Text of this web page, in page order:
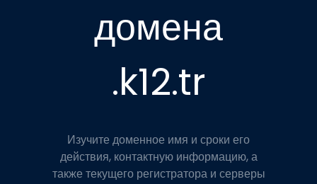
домена
.k12.tr
Изучите доменное имя и сроки его
действия, контактную информацию, а
также текущего регистратора и серверы